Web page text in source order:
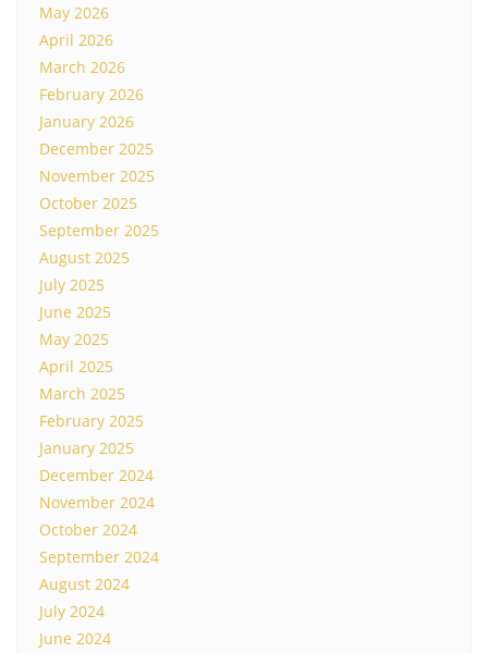
May 2026
April 2026
March 2026
February 2026
January 2026
December 2025
November 2025
October 2025
September 2025
August 2025
July 2025
June 2025
May 2025
April 2025
March 2025
February 2025
January 2025
December 2024
November 2024
October 2024
September 2024
August 2024
July 2024
June 2024